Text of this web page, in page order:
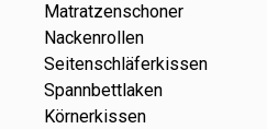
Matratzenschoner
Nackenrollen
Seitenschläferkissen
Spannbettlaken
Körnerkissen